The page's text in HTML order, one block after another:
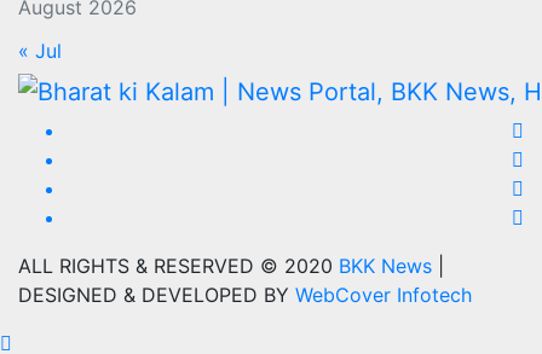
August 2026
« Jul
ALL RIGHTS & RESERVED © 2020 BKK News
DESIGNED & DEVELOPED BY WebCover Infotech